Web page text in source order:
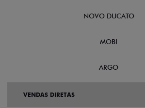
NOVO DUCATO
MOBI
ARGO
VENDAS DIRETAS